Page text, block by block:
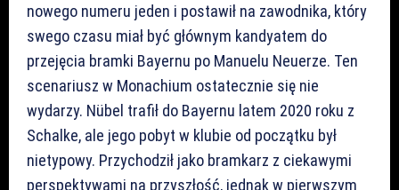
nowego numeru jeden i postawił na zawodnika, który
swego czasu miał być głównym kandyatem do
przejęcia bramki Bayernu po Manuelu Neuerze. Ten
scenariusz w Monachium ostatecznie się nie
wydarzy. Nübel trafił do Bayernu latem 2020 roku z
Schalke, ale jego pobyt w klubie od początku był
nietypowy. Przychodził jako bramkarz z ciekawymi
perspektywami na przyszłość, jednak w pierwszym